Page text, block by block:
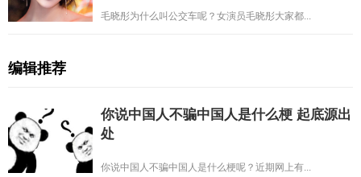
毛晓彤为什么叫公交车呢？女演员毛晓彤大家都...
编辑推荐
你说中国人不骗中国人是什么梗 起底源出
处
你说中国人不骗中国人是什么梗呢？近期网上有...